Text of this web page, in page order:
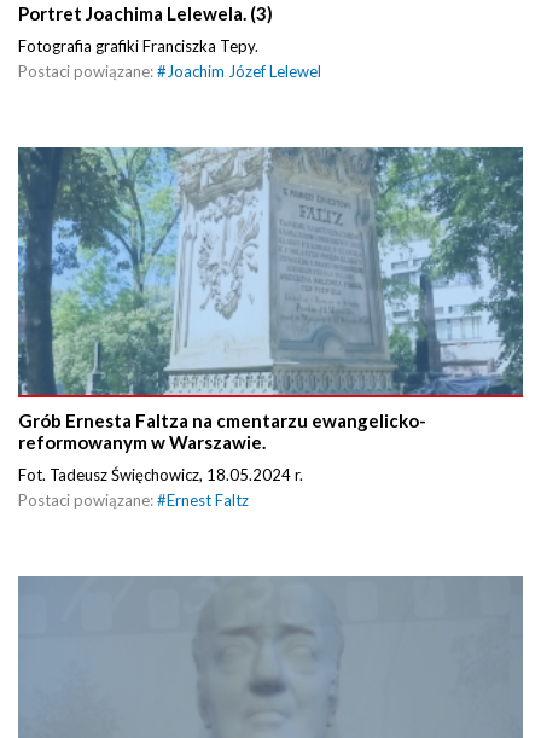
Portret Joachima Lelewela. (3)
Fotografia grafiki Franciszka Tepy.
Postaci powiązane:# Joachim Józef Lelewel
Grób Ernesta Faltza na cmentarzu ewangelicko-
reformowanym w Warszawie.
Fot. Tadeusz Święchowicz, 18.05.2024 r.
Postaci powiązane:#Ernest Faltz